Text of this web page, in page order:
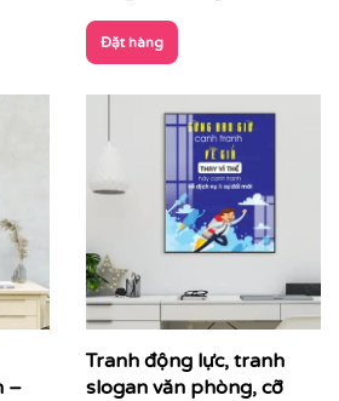
động lực do Printek sản xuất
Đặt hàng
–
Tranh động lực, tranh
slogan văn phòng, cỡ